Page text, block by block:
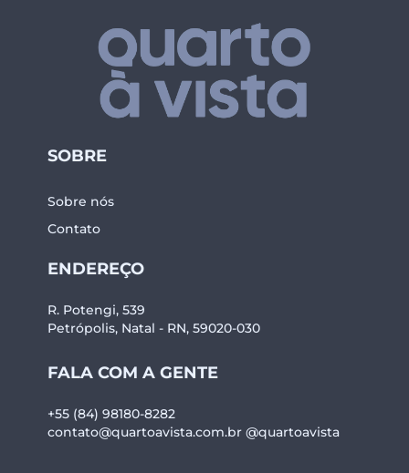
SOBRE
Sobre nós
Contato
ENDEREÇO
R. Potengi, 539
Petrópolis, Natal - RN, 59020-030
FALA COM A GENTE
+55 (84) 98180-8282
contato@quartoavista.com.br @quartoavista